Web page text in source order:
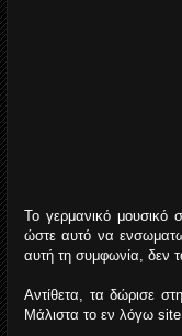
Το γερμανικό μουσικό
ώστε αυτό να
αυτή τη συμφωνία, δεν
Αντίθετα, τα δώρισε
Μάλιστα το εν λόγω site